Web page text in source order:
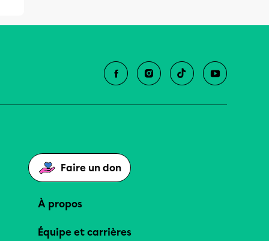
Faire un don
À propos
Équipe et carrières